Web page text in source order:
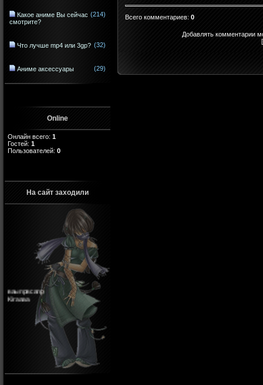
Какое аниме Вы сейчас
смотрите?
(214)
Что лучше mp4 или 3gp? (32)
Аниме аксессуары (29)
Online
Онлайн всего: 1
Гостей: 1
Пользователей: 0
На сайт заходили
ваыпрвсапр
Kiraaaa
Всего комментариев: 0
Добавлять комментарии